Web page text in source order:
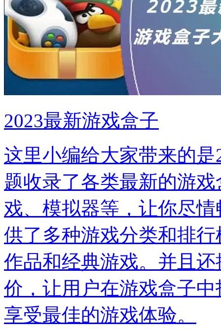
2023最新游戏盒子
这里小编给大家带来的
题收录了各类最新的游
戏、模拟器等，让你尽
供了多种游戏分类和排
作品和经典游戏。并且
价，让用户在游戏盒子
享受最佳的游戏体验。